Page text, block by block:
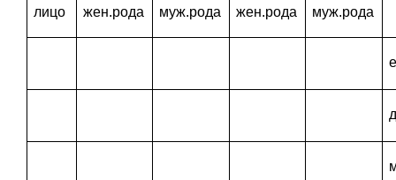
лицо
жен.рода
муж.рода
жен.рода
муж.рода